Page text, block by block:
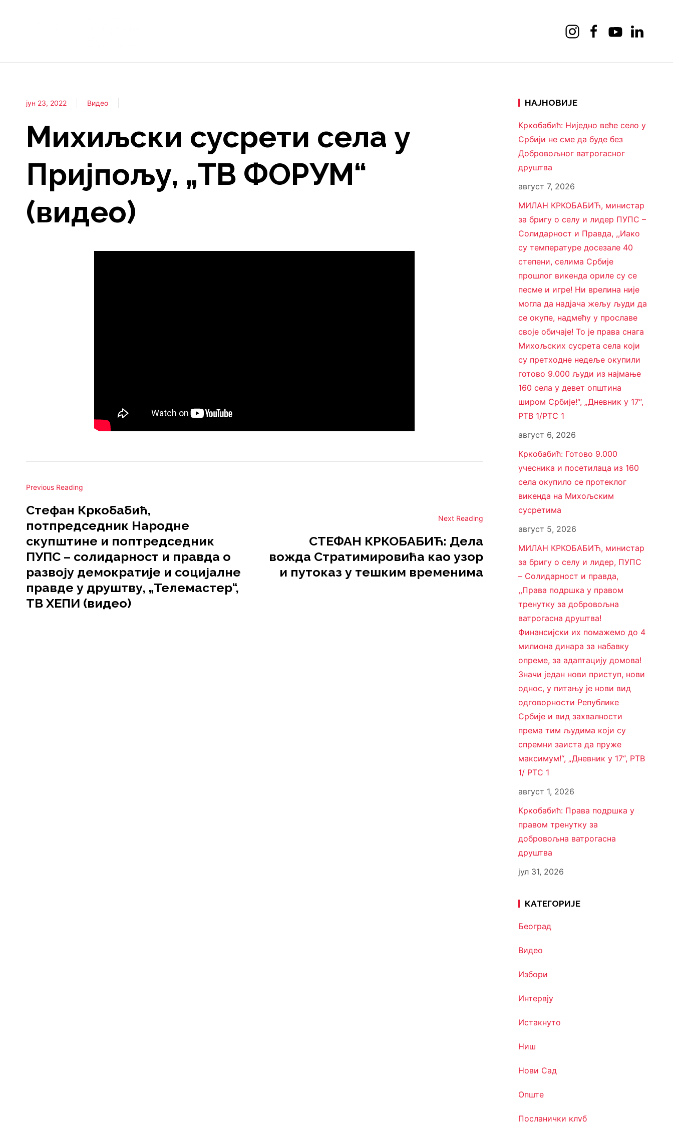
јун 23, 2022 Видео
Михиљски сусрети села у
Пријпољу, „ТВ ФОРУМ“
(видео)
Previous Reading
Стефан Кркобабић,
потпредседник Народне
скупштине и поптредседник
ПУПС – солидарност и правда о
развоју демократије и социјалне
правде у друштву, „Телемастер“,
ТВ ХЕПИ (видео)
Next Reading
СТЕФАН КРКОБАБИЋ: Дела
вожда Стратимировића као узор
и путоказ у тешким временима
НАЈНОВИЈЕ
Кркобабић: Ниједно веће село у
Србији не сме да буде без
Добровољног ватрогасног
друштва
август 7, 2026
МИЛАН КРКОБАБИЋ, министар
за бригу о селу и лидер ПУПС –
Солидарност и Правда, ,,Иако
су температуре досезале 40
степени, селима Србије
прошлог викенда ориле су се
песме и игре! Ни врелина није
могла да надјача жељу људи да
се окупе, надмећу у прославе
своје обичаје! То је права снага
Михољских сусрета села који
су претходне недеље окупили
готово 9.000 људи из најмање
160 села у девет општина
широм Србије!“, „Дневник у 17“,
РТВ 1/РТС 1
август 6, 2026
Кркобабић: Готово 9.000
учесника и посетилаца из 160
села окупило се протеклог
викенда на Михољским
сусретима
август 5, 2026
МИЛАН КРКОБАБИЋ, министар
за бригу о селу и лидер, ПУПС
– Солидарност и правда,
,,Права подршка у правом
тренутку за добровољна
ватрогасна друштва!
Финансијски их помажемо до 4
милиона динара за набавку
опреме, за адаптацију домова!
Значи један нови приступ, нови
однос, у питању је нови вид
одговорности Републике
Србије и вид захвалности
према тим људима који су
спремни заиста да пруже
максимум!“, „Дневник у 17“, РТВ
1/ РТС 1
август 1, 2026
Кркобабић: Права подршка у
правом тренутку за
добровољна ватрогасна
друштва
јул 31, 2026
КАТЕГОРИЈЕ
Београд
Видео
Избори
Интервју
Истакнуто
Ниш
Нови Сад
Опште
Посланички клуб